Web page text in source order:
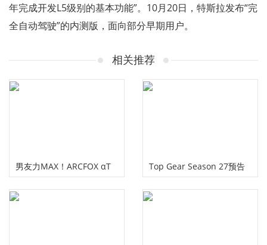
年完成开发L5级别的基本功能”。10月20日，特斯拉发布“完
全自动驾驶”的内测版，面向部分早期用户。
相关推荐
男友力MAX！ARCFOX αT
安全感这样“炼”出来
Top Gear Season 27预告
片掉落了……